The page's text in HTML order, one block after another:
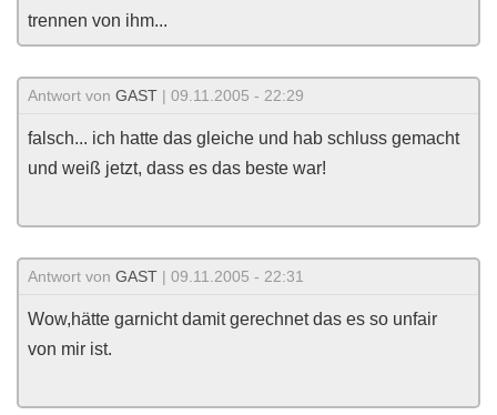
trennen von ihm...
Antwort von GAST | 09.11.2005 - 22:29
falsch... ich hatte das gleiche und hab schluss gemacht
und weiß jetzt, dass es das beste war!
Antwort von GAST | 09.11.2005 - 22:31
Wow,hätte garnicht damit gerechnet das es so unfair
von mir ist.